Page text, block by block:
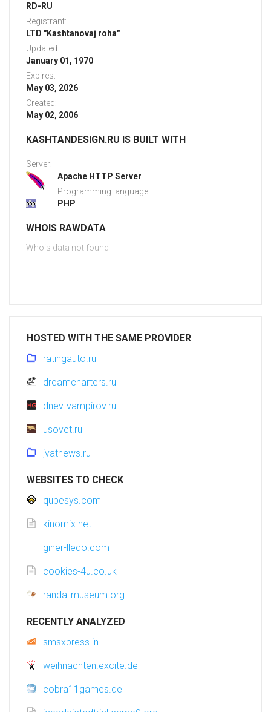
RD-RU
Registrant:
LTD "Kashtanovaj roha"
Updated:
January 01, 1970
Expires:
May 03, 2026
Created:
May 02, 2006
KASHTANDESIGN.RU IS BUILT WITH
Server:
Apache HTTP Server
Programming language:
PHP
WHOIS RAWDATA
Whois data not found
HOSTED WITH THE SAME PROVIDER
ratingauto.ru
dreamcharters.ru
dnev-vampirov.ru
usovet.ru
jvatnews.ru
WEBSITES TO CHECK
qubesys.com
kinomix.net
giner-lledo.com
cookies-4u.co.uk
randallmuseum.org
RECENTLY ANALYZED
smsxpress.in
weihnachten.excite.de
cobra11games.de